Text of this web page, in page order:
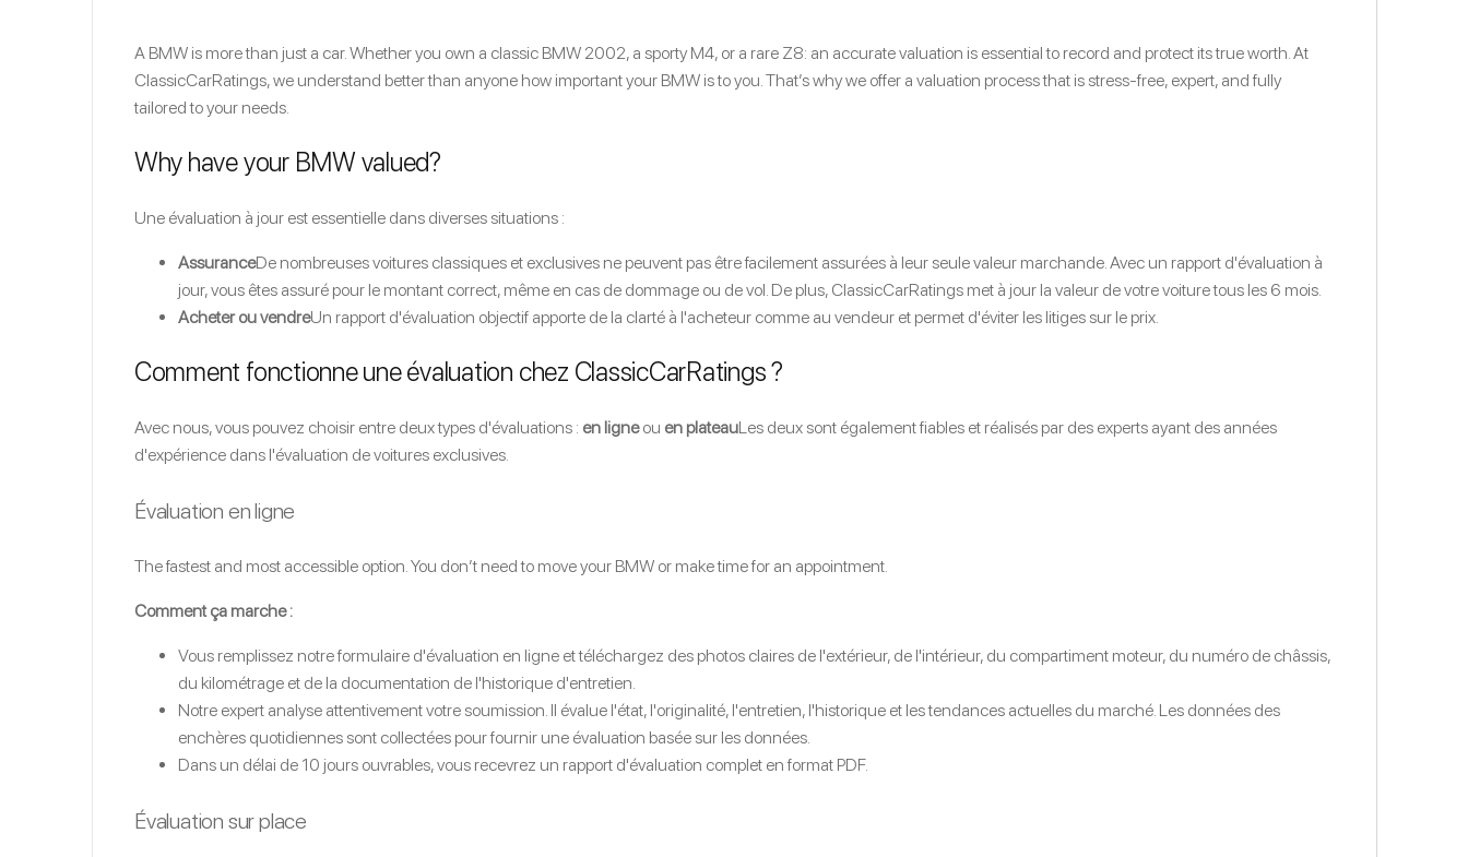
A BMW is more than just a car. Whether you own a classic BMW 2002, a sporty M4, or a rare Z8: an accurate valuation is essential to record and protect its true worth. At
ClassicCarRatings, we understand better than anyone how important your BMW is to you. That’s why we offer a valuation process that is stress-free, expert, and fully
tailored to your needs.
Why have your BMW valued?
Une évaluation à jour est essentielle dans diverses situations :
AssuranceDe nombreuses voitures classiques et exclusives ne peuvent pas être facilement assurées à leur seule valeur marchande. Avec un rapport d'évaluation à
jour, vous êtes assuré pour le montant correct, même en cas de dommage ou de vol. De plus, ClassicCarRatings met à jour la valeur de votre voiture tous les 6 mois.
Acheter ou vendreUn rapport d'évaluation objectif apporte de la clarté à l'acheteur comme au vendeur et permet d'éviter les litiges sur le prix.
Comment fonctionne une évaluation chez ClassicCarRatings ?
Avec nous, vous pouvez choisir entre deux types d'évaluations : en ligneou en plateauLes deux sont également fiables et réalisés par des experts ayant des années
d'expérience dans l'évaluation de voitures exclusives.
Évaluation en ligne
The fastest and most accessible option. You don’t need to move your BMW or make time for an appointment.
Comment ça marche :
Vous remplissez notre formulaire d'évaluation en ligne et téléchargez des photos claires de l'extérieur, de l'intérieur, du compartiment moteur, du numéro de châssis,
du kilométrage et de la documentation de l'historique d'entretien.
Notre expert analyse attentivement votre soumission. Il évalue l'état, l'originalité, l'entretien, l'historique et les tendances actuelles du marché. Les données des
enchères quotidiennes sont collectées pour fournir une évaluation basée sur les données.
Dans un délai de 10 jours ouvrables, vous recevrez un rapport d'évaluation complet en format PDF.
Évaluation sur place